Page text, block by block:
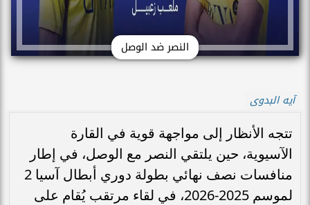
النصر ضد الوصل
آيه البدوى
تتجه الأنظار إلى مواجهة قوية في القارة
الآسيوية، حين يلتقي النصر مع الوصل، في إطار
منافسات نصف نهائي بطولة دوري أبطال آسيا 2
لموسم 2025-2026، في لقاء مرتقب يُقام على